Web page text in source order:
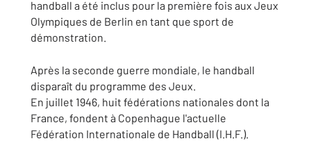
handball a été inclus pour la première fois aux Jeux
Olympiques de Berlin en tant que sport de
démonstration.
Après la seconde guerre mondiale, le handball
disparaît du programme des Jeux.
En juillet 1946, huit fédérations nationales dont la
France, fondent à Copenhague l'actuelle
Fédération Internationale de Handball (I.H.F.).